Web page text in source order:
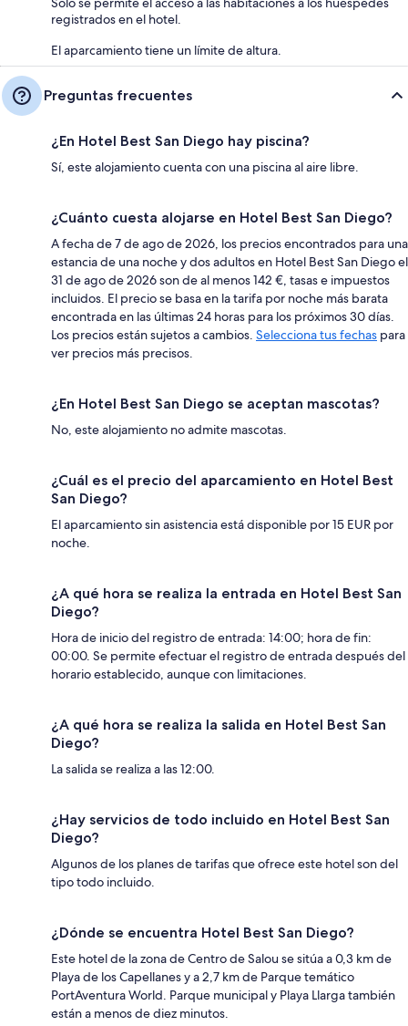
registrados en el hotel.
El aparcamiento tiene un límite de altura.
Preguntas frecuentes
¿En Hotel Best San Diego hay piscina?
Sí, este alojamiento cuenta con una piscina al aire libre.
¿Cuánto cuesta alojarse en Hotel Best San Diego?
A fecha de 7 de ago de 2026, los precios encontrados para una
estancia de una noche y dos adultos en Hotel Best San Diego el
31 de ago de 2026 son de al menos 142 €, tasas e impuestos
incluidos. El precio se basa en la tarifa por noche más barata
encontrada en las últimas 24 horas para los próximos 30 días.
Los precios están sujetos a cambios. Selecciona tus fechas para
ver precios más precisos.
¿En Hotel Best San Diego se aceptan mascotas?
No, este alojamiento no admite mascotas.
¿Cuál es el precio del aparcamiento en Hotel Best
San Diego?
El aparcamiento sin asistencia está disponible por 15 EUR por
noche.
¿A qué hora se realiza la entrada en Hotel Best San
Diego?
Hora de inicio del registro de entrada: 14:00; hora de fin:
00:00. Se permite efectuar el registro de entrada después del
horario establecido, aunque con limitaciones.
¿A qué hora se realiza la salida en Hotel Best San
Diego?
La salida se realiza a las 12:00.
¿Hay servicios de todo incluido en Hotel Best San
Diego?
Algunos de los planes de tarifas que ofrece este hotel son del
tipo todo incluido.
¿Dónde se encuentra Hotel Best San Diego?
Este hotel de la zona de Centro de Salou se sitúa a 0,3 km de
Playa de los Capellanes y a 2,7 km de Parque temático
PortAventura World. Parque municipal y Playa Llarga también
están a menos de diez minutos.